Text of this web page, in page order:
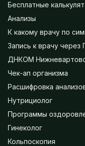
Бесплатные
Анализы
К какому врачу по
Запись к врачу через
ДНКОМ
Чек-ап организма
Расшифровка
Нутрициолог
Программы
Гинеколог
Кольпоскопия